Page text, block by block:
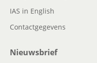
IAS in English
Contactgegevens
Nieuwsbrief